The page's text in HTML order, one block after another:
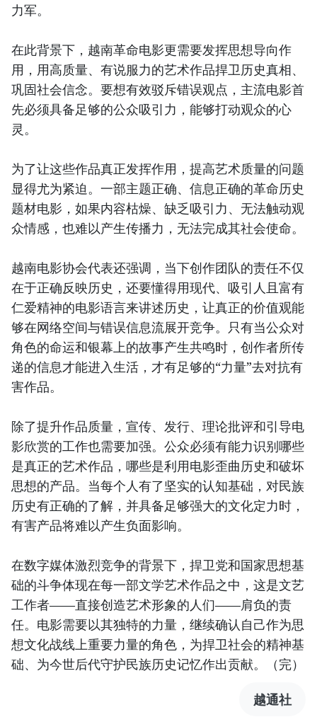
力军。
在此背景下，越南革命电影更需要发挥思想导向作
用，用高质量、有说服力的艺术作品捍卫历史真相、
巩固社会信念。要想有效驳斥错误观点，主流电影首
先必须具备足够的公众吸引力，能够打动观众的心
灵。
为了让这些作品真正发挥作用，提高艺术质量的问题
显得尤为紧迫。一部主题正确、信息正确的革命历史
题材电影，如果内容枯燥、缺乏吸引力、无法触动观
众情感，也难以产生传播力，无法完成其社会使命。
越南电影协会代表还强调，当下创作团队的责任不仅
在于正确反映历史，还要懂得用现代、吸引人且富有
仁爱精神的电影语言来讲述历史，让真正的价值观能
够在网络空间与错误信息流展开竞争。只有当公众对
角色的命运和银幕上的故事产生共鸣时，创作者所传
递的信息才能进入生活，才有足够的“力量”去对抗有
害作品。
除了提升作品质量，宣传、发行、理论批评和引导电
影欣赏的工作也需要加强。公众必须有能力识别哪些
是真正的艺术作品，哪些是利用电影歪曲历史和破坏
思想的产品。当每个人有了坚实的认知基础，对民族
历史有正确的了解，并具备足够强大的文化定力时，
有害产品将难以产生负面影响。
在数字媒体激烈竞争的背景下，捍卫党和国家思想基
础的斗争体现在每一部文学艺术作品之中，这是文艺
工作者——直接创造艺术形象的人们——肩负的责
任。电影需要以其独特的力量，继续确认自己作为思
想文化战线上重要力量的角色，为捍卫社会的精神基
础、为今世后代守护民族历史记忆作出贡献。（完）
越通社